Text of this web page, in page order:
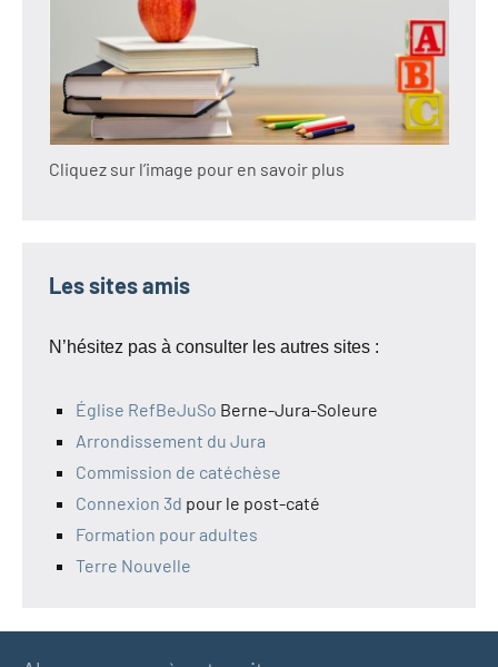
Cliquez sur l’image pour en savoir plus
Les sites amis
N’hésitez pas à consulter les autres sites :
Église RefBeJuSo Berne-Jura-Soleure
Arrondissement du Jura
Commission de catéchèse
Connexion 3d pour le post-caté
Formation pour adultes
Terre Nouvelle